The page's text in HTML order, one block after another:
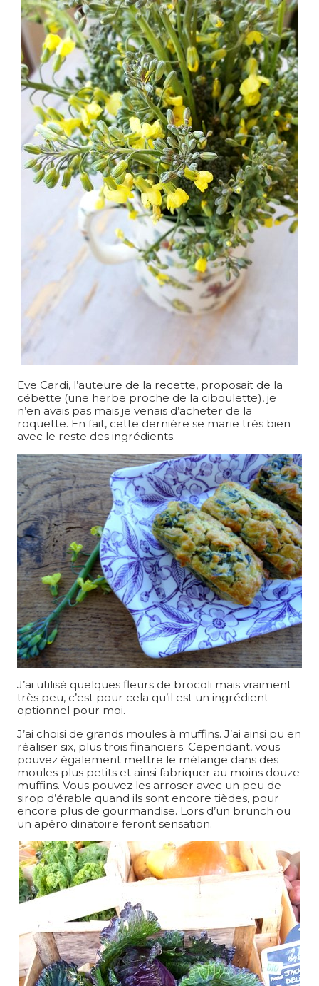
Eve Cardi, l’auteure de la recette, proposait de la
cébette (une herbe proche de la ciboulette), je
n’en avais pas mais je venais d’acheter de la
roquette. En fait, cette dernière se marie très bien
avec le reste des ingrédients.
J’ai utilisé quelques fleurs de brocoli mais vraiment
très peu, c’est pour cela qu’il est un ingrédient
optionnel pour moi.
J’ai choisi de grands moules à muffins. J’ai ainsi pu en
réaliser six, plus trois financiers. Cependant, vous
pouvez également mettre le mélange dans des
moules plus petits et ainsi fabriquer au moins douze
muffins. Vous pouvez les arroser avec un peu de
sirop d’érable quand ils sont encore tièdes, pour
encore plus de gourmandise. Lors d’un brunch ou
un apéro dinatoire feront sensation.